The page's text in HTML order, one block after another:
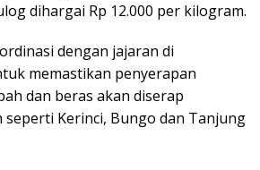
dihargai Rp 12.000 per kilogram.
dengan jajaran di
memastikan penyerapan
dan beras akan diserap
seperti Kerinci, Bungo dan Tanjung